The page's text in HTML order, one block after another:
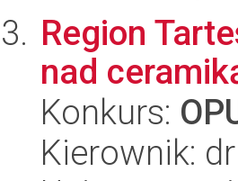
Region
nad
Konkurs:
Kierownik: